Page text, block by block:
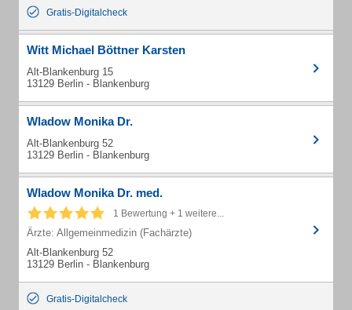
Gratis-Digitalcheck
Witt Michael Böttner Karsten
Alt-Blankenburg 15
13129 Berlin - Blankenburg
Wladow Monika Dr.
Alt-Blankenburg 52
13129 Berlin - Blankenburg
Wladow Monika Dr. med.
1 Bewertung + 1 weitere...
Ärzte: Allgemeinmedizin (Fachärzte)
Alt-Blankenburg 52
13129 Berlin - Blankenburg
Gratis-Digitalcheck